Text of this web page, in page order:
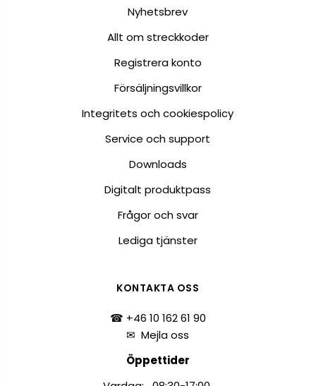
Nyhetsbrev
Allt om streckkoder
Registrera konto
Försäljningsvillkor
Integritets och cookiespolicy
Service och support
Downloads
Digitalt produktpass
Frågor och svar
Lediga tjänster
KONTAKTA OSS
☎ +46 10 162 61 90
✉Mejla oss
Öppettider